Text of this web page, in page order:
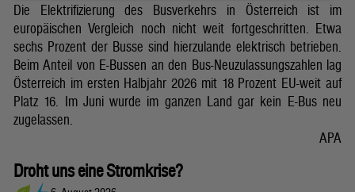
Die Elektrifizierung des Busverkehrs in Österreich ist im
europäischen Vergleich noch nicht weit fortgeschritten. Etwa
sechs Prozent der Busse sind hierzulande elektrisch betrieben.
Beim Anteil von E-Bussen an den Bus-Neuzulassungszahlen lag
Österreich im ersten Halbjahr 2026 mit 18 Prozent EU-weit auf
Platz 16. Im Juni wurde im ganzen Land gar kein E-Bus neu
zugelassen.
APA
Droht uns eine Stromkrise?